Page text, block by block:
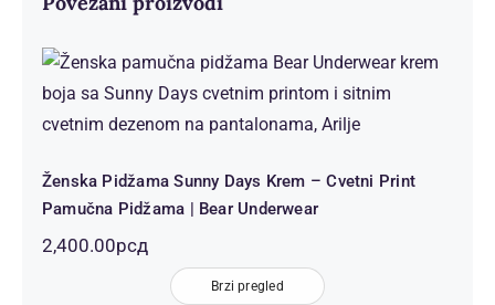
Ženska Pidžama Sunny Days Krem –
Cvetni Print Pamučna Pidžama |
Bear Underwear
Ženska Pidžama Sunny Days Krem – Cvetni Print
Pamučna Pidžama | Bear Underwear
2,400.00рсд
Brzi pregled